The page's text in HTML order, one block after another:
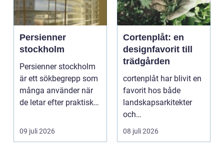
Persienner
stockholm
Persienner stockholm
är ett sökbegrepp som
många använder när
de letar efter praktiska
09 juli 2026
Cortenplåt: en
designfavorit till
trädgården
cortenplåt har blivit en
favorit hos både
landskapsarkitekter
och
trädgårdsentusiaster.
Det är ett m...
08 juli 2026